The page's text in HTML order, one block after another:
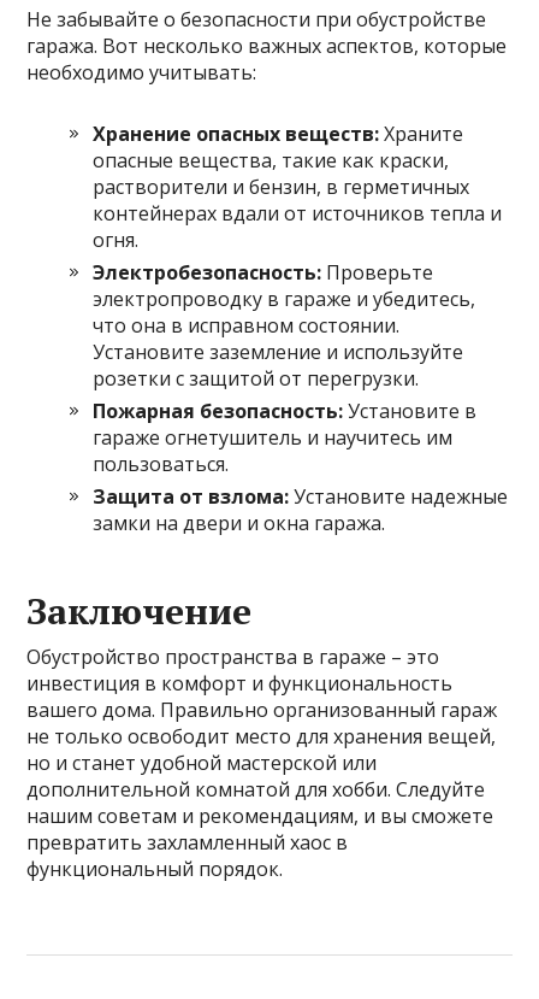
Не забывайте о безопасности при обустройстве
гаража. Вот несколько важных аспектов, которые
необходимо учитывать:
Хранение опасных веществ:Храните
опасные вещества, такие как краски,
растворители и бензин, в герметичных
контейнерах вдали от источников тепла и
огня.
Электробезопасность: Проверьте
электропроводку в гараже и убедитесь,
что она в исправном состоянии.
Установите заземление и используйте
розетки с защитой от перегрузки.
Пожарная безопасность:Установите в
гараже огнетушитель и научитесь им
пользоваться.
Защита от взлома:Установите надежные
замки на двери и окна гаража.
Заключение
Обустройство пространства в гараже – это
инвестиция в комфорт и функциональность
вашего дома. Правильно организованный гараж
не только освободит место для хранения вещей,
но и станет удобной мастерской или
дополнительной комнатой для хобби. Следуйте
нашим советам и рекомендациям, и вы сможете
превратить захламленный хаос в
функциональный порядок.